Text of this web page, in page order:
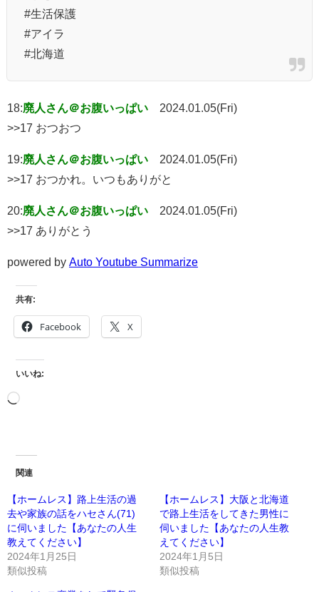
#生活保護
#アイラ
#北海道
18:廃人さん＠お腹いっぱい
2024.01.05(Fri)
>>17 おつおつ
19:廃人さん＠お腹いっぱい
2024.01.05(Fri)
>>17 おつかれ。いつもありがと
20:廃人さん＠お腹いっぱい
2024.01.05(Fri)
>>17 ありがとう
powered by Auto Youtube Summarize
共有:
Facebook X
いいね:
関連
【ホームレス】路上生活の過
去や家族の話をハセさん(71)
に伺いました【あなたの人生
教えてください】
2024年1月25日
類似投稿
【ホームレス】大阪と北海道
で路上生活をしてきた男性に
伺いました【あなたの人生教
えてください】
2024年1月5日
類似投稿